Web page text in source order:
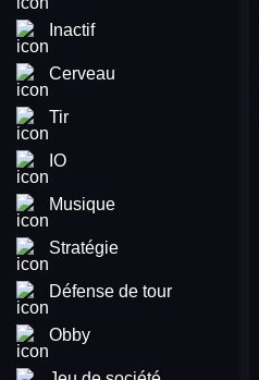
Inactif
Cerveau
Tir
IO
Musique
Stratégie
Défense de tour
Obby